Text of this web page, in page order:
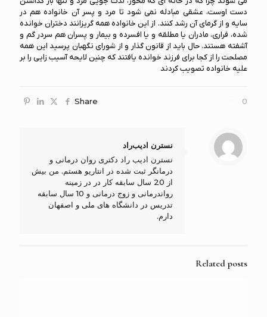
دست اوست، عشقی مبادله نمی شود تا مرد و پسر آن خانواده هم در
سایه و از گرمای آن رشد کنند. از این خانواده همه گریزانند دختران خوانده
شده، فراری، مادران یا مطلقه و یا افسرده و بیمار و پسران هم سردر گم و
آشفته هستند. حال باید از قانون گذار و از شورای نگهبان پرسید این همه
مصلحت را از کجا برای فرزند خوانده یافتند که چنین لایحه آسیب زایی را بر
علیه خانواده تصویب کردند
Share 0
نسترن ادیب‌راد
نسترن ادیب راد دکتری روان درمانی و
درمانگر ثبت شده در انتاریو هستم. من بیش
از 20 سال سابقه کار در در زمینه
رواندرمانی و زوج درمانی و 10 سال سابقه
تدریس در دانشگاه های ملی و اصفهان
دارم.
Related posts